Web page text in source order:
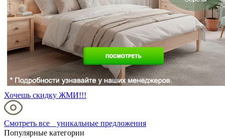
Хочешь скидку ЖМИ!!!
Смотреть все уникальные предложения
Популярные категории